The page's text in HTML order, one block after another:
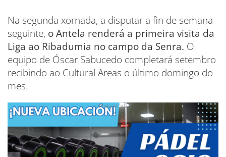
Na segunda xornada, a disputar a fin de semana
seguinte, o Antela renderá a primeira visita da
Liga ao Ribadumia no campo da Senra. O
equipo de Óscar Sabucedo completará setembro
recibindo ao Cultural Areas o último domingo do
mes.